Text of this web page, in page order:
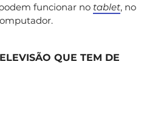
funcionar no tablet, no
QUE TEM DE